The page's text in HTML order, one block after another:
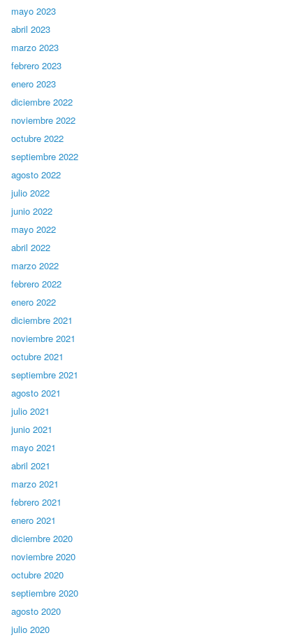
mayo 2023
abril 2023
marzo 2023
febrero 2023
enero 2023
diciembre 2022
noviembre 2022
octubre 2022
septiembre 2022
agosto 2022
julio 2022
junio 2022
mayo 2022
abril 2022
marzo 2022
febrero 2022
enero 2022
diciembre 2021
noviembre 2021
octubre 2021
septiembre 2021
agosto 2021
julio 2021
junio 2021
mayo 2021
abril 2021
marzo 2021
febrero 2021
enero 2021
diciembre 2020
noviembre 2020
octubre 2020
septiembre 2020
agosto 2020
julio 2020